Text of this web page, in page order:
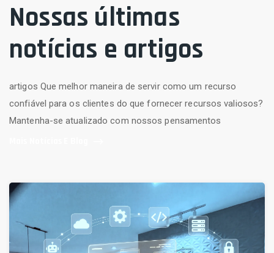
Nossas últimas
notícias e artigos
artigos Que melhor maneira de servir como um recurso
confiável para os clientes do que fornecer recursos valiosos?
Mantenha-se atualizado com nossos pensamentos